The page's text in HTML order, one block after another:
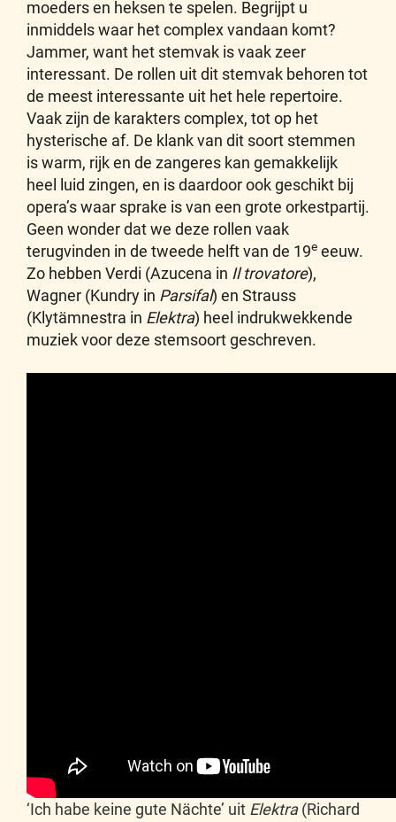
moeders en heksen te spelen. Begrijpt u
inmiddels waar het complex vandaan komt?
Jammer, want het stemvak is vaak zeer
interessant. De rollen uit dit stemvak behoren tot
de meest interessante uit het hele repertoire.
Vaak zijn de karakters complex, tot op het
hysterische af. De klank van dit soort stemmen
is warm, rijk en de zangeres kan gemakkelijk
heel luid zingen, en is daardoor ook geschikt bij
opera’s waar sprake is van een grote orkestpartij.
Geen wonder dat we deze rollen vaak
terugvinden in de tweede helft van de 19e eeuw.
Zo hebben Verdi (Azucena in Il trovatore),
Wagner (Kundry in Parsifal) en Strauss
(Klytämnestra in Elektra) heel indrukwekkende
muziek voor deze stemsoort geschreven.
‘Ich habe keine gute Nächte’ uit Elektra(Richard